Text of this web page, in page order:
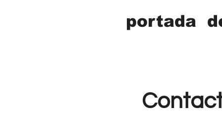
portada